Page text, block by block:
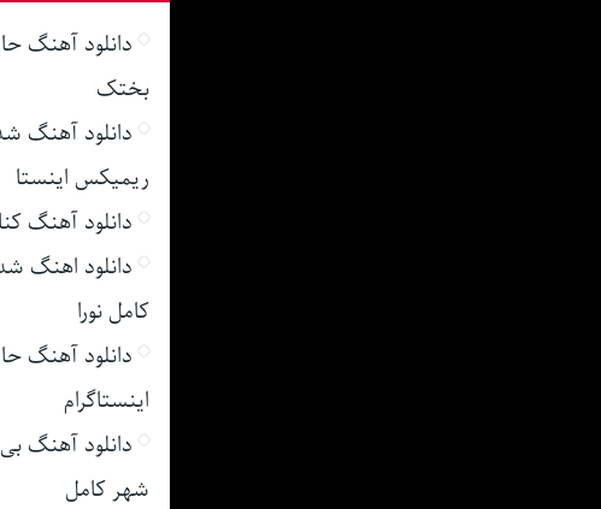
دانلود آهنگ
بختک
دانلود آهنگ
ریمیکس اینستا
دانلود آهنگ
دانلود اهنگ
کامل نورا
دانلود آهنگ
اینستاگرام
دانلود آهنگ
شهر کامل